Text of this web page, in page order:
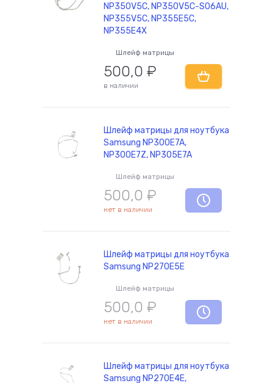
NP350V5C, NP350V5C-S06AU,
NP355V5C, NP355E5C,
NP355E4X
Шлейф матрицы
500,0 ₽
в наличии
Шлейф матрицы для ноутбука
Samsung NP300E7A,
NP300E7Z, NP305E7A
Шлейф матрицы
500,0 ₽
нет в наличии
Шлейф матрицы для ноутбука
Samsung NP270E5E
Шлейф матрицы
500,0 ₽
нет в наличии
Шлейф матрицы для ноутбука
Samsung NP270E4E,